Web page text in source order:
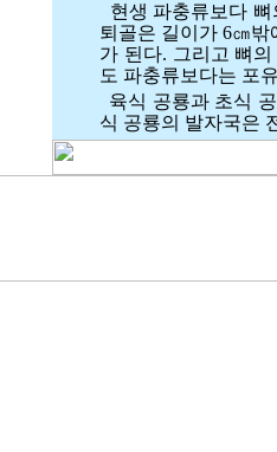
현생 파충류보다
퇴골은 길이가 6㎝
가 된다. 그리고 뼈
도 파충류보다는 포
육식 공룡과 초식
식 공룡의 발자국은